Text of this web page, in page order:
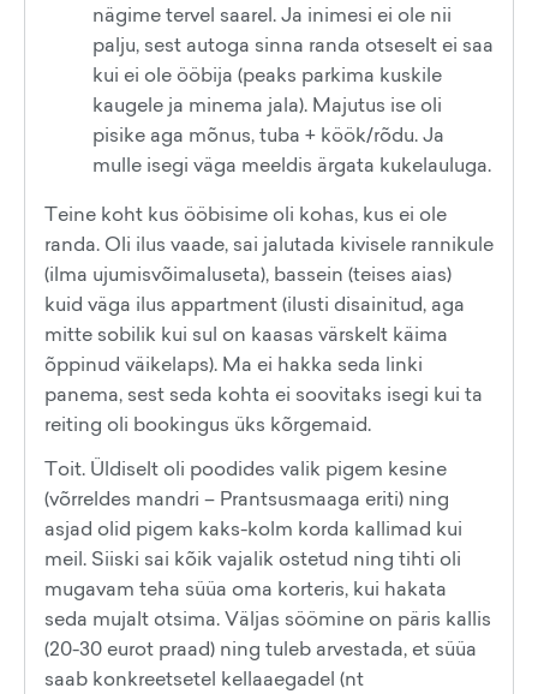
nägime tervel saarel. Ja inimesi ei ole nii
palju, sest autoga sinna randa otseselt ei saa
kui ei ole ööbija (peaks parkima kuskile
kaugele ja minema jala). Majutus ise oli
pisike aga mõnus, tuba + köök/rõdu. Ja
mulle isegi väga meeldis ärgata kukelauluga.
Teine koht kus ööbisime oli kohas, kus ei ole
randa. Oli ilus vaade, sai jalutada kivisele rannikule
(ilma ujumisvõimaluseta), bassein (teises aias)
kuid väga ilus appartment (ilusti disainitud, aga
mitte sobilik kui sul on kaasas värskelt käima
õppinud väikelaps). Ma ei hakka seda linki
panema, sest seda kohta ei soovitaks isegi kui ta
reiting oli bookingus üks kõrgemaid.
Toit. Üldiselt oli poodides valik pigem kesine
(võrreldes mandri – Prantsusmaaga eriti) ning
asjad olid pigem kaks-kolm korda kallimad kui
meil. Siiski sai kõik vajalik ostetud ning tihti oli
mugavam teha süüa oma korteris, kui hakata
seda mujalt otsima. Väljas söömine on päris kallis
(20-30 eurot praad) ning tuleb arvestada, et süüa
saab konkreetsetel kellaaegadel (nt